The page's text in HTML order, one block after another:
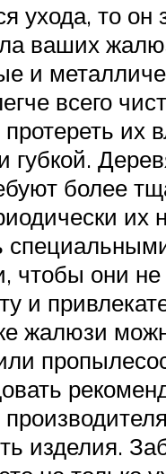
ухода, то он
ваших
и
всего
протереть их
губкой.
более
их
чтобы они не
и
жалюзи
изделия.